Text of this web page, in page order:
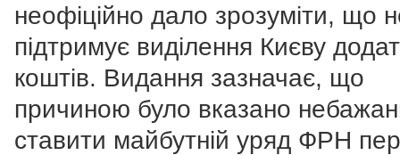
неофіційно дало зрозуміти, що
підтримує виділення Києву
коштів. Видання зазначає, що
причиною було вказано
ставити майбутній уряд ФРН